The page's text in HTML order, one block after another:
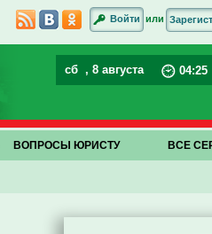
Войти или
сб , 8 августа 04:25
ВОПРОСЫ ЮРИСТУ ВСЕ